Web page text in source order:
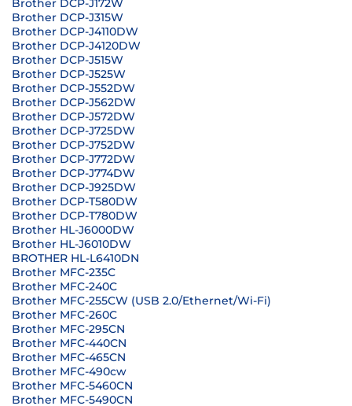
Brother DCP-J172W
Brother DCP-J315W
Brother DCP-J4110DW
Brother DCP-J4120DW
Brother DCP-J515W
Brother DCP-J525W
Brother DCP-J552DW
Brother DCP-J562DW
Brother DCP-J572DW
Brother DCP-J725DW
Brother DCP-J752DW
Brother DCP-J772DW
Brother DCP-J774DW
Brother DCP-J925DW
Brother DCP-T580DW
Brother DCP-T780DW
Brother HL-J6000DW
Brother HL-J6010DW
BROTHER HL-L6410DN
Brother MFC-235C
Brother MFC-240C
Brother MFC-255CW (USB 2.0/Ethernet/Wi-Fi)
Brother MFC-260C
Brother MFC-295CN
Brother MFC-440CN
Brother MFC-465CN
Brother MFC-490cw
Brother MFC-5460CN
Brother MFC-5490CN